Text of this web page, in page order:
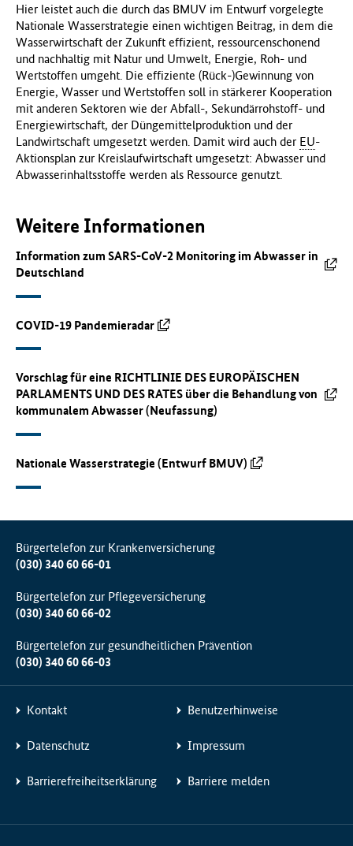
Hier leistet auch die durch das BMUV im Entwurf vorgelegte
Nationale Wasserstrategie einen wichtigen Beitrag, in dem die
Wasserwirtschaft der Zukunft effizient, ressourcenschonend
und nachhaltig mit Natur und Umwelt, Energie, Roh- und
Wertstoffen umgeht. Die effiziente (Rück-)Gewinnung von
Energie, Wasser und Wertstoffen soll in stärkerer Kooperation
mit anderen Sektoren wie der Abfall-, Sekundärrohstoff- und
Energiewirtschaft, der Düngemittelproduktion und der
Landwirtschaft umgesetzt werden. Damit wird auch der EU-
Aktionsplan zur Kreislaufwirtschaft umgesetzt: Abwasser und
Abwasserinhaltsstoffe werden als Ressource genutzt.
Weitere Informationen
Information zum SARS-CoV-2 Monitoring im Abwasser in
Deutschland
COVID-19 Pandemieradar
Vorschlag für eine RICHTLINIE DES EUROPÄISCHEN
PARLAMENTS UND DES RATES über die Behandlung von
kommunalem Abwasser (Neufassung)
Nationale Wasserstrategie (Entwurf BMUV)
Bürgertelefon zur Krankenversicherung
(030) 340 60 66-01
Bürgertelefon zur Pflegeversicherung
(030) 340 60 66-02
Bürgertelefon zur gesundheitlichen Prävention
(030) 340 60 66-03
Kontakt Benutzerhinweise
Datenschutz Impressum
Barrierefreiheitserklärung Barriere melden